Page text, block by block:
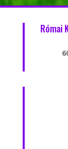
Római